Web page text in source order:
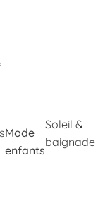
Mode
enfants
Soleil &
baignade